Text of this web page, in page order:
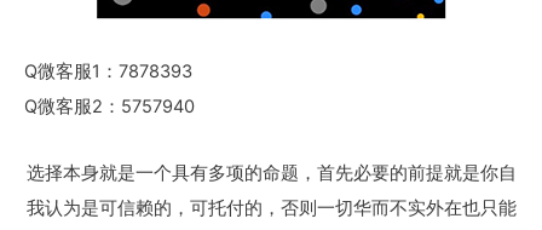
Q微客服1：7878393
Q微客服2：5757940
选择本身就是一个具有多项的命题，首先必要的前提就是你自
我认为是可信赖的，可托付的，否则一切华而不实外在也只能